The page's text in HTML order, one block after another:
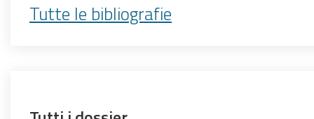
Tutte le bibliografie